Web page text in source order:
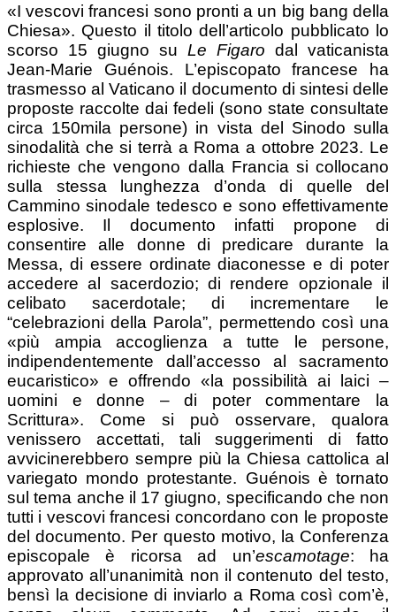
«I vescovi francesi sono pronti a un big bang della
Chiesa». Questo il titolo dell’articolo pubblicato lo
scorso 15 giugno su Le Figaro dal vaticanista
Jean-Marie Guénois. L’episcopato francese ha
trasmesso al Vaticano il documento di sintesi delle
proposte raccolte dai fedeli (sono state consultate
circa 150mila persone) in vista del Sinodo sulla
sinodalità che si terrà a Roma a ottobre 2023. Le
richieste che vengono dalla Francia si collocano
sulla stessa lunghezza d’onda di quelle del
Cammino sinodale tedesco e sono effettivamente
esplosive. Il documento infatti propone di
consentire alle donne di predicare durante la
Messa, di essere ordinate diaconesse e di poter
accedere al sacerdozio; di rendere opzionale il
celibato sacerdotale; di incrementare le
“celebrazioni della Parola”, permettendo così una
«più ampia accoglienza a tutte le persone,
indipendentemente dall’accesso al sacramento
eucaristico» e offrendo «la possibilità ai laici –
uomini e donne – di poter commentare la
Scrittura». Come si può osservare, qualora
venissero accettati, tali suggerimenti di fatto
avvicinerebbero sempre più la Chiesa cattolica al
variegato mondo protestante. Guénois è tornato
sul tema anche il 17 giugno, specificando che non
tutti i vescovi francesi concordano con le proposte
del documento. Per questo motivo, la Conferenza
episcopale è ricorsa ad un’escamotage: ha
approvato all’unanimità non il contenuto del testo,
bensì la decisione di inviarlo a Roma così com’è,